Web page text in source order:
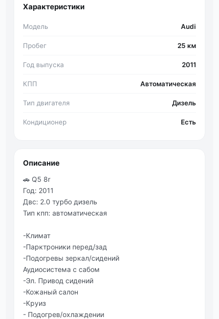
Характеристики
Модель Audi
Пробег 25 км
Год выпуска 2011
КПП Автоматическая
Тип двигателя Дизель
Кондиционер Есть
Описание
🚗 Q5 8r
Год: 2011
Двс: 2.0 турбо дизель
Тип кпп: автоматическая
-Климат
-Парктроники перед/зад
-Подогревы зеркал/сидений
Аудиосистема с сабом
-Эл. Привод сидений
-Кожаный салон
-Круиз
- Подогрев/охлаждении